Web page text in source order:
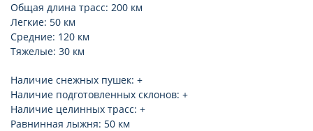
Общая длина трасс: 200 км
Легкие: 50 км
Средние: 120 км
Тяжелые: 30 км
Наличие снежных пушек: +
Наличие подготовленных cклонов: +
Наличие целинных трасс: +
Равнинная лыжня: 50 км